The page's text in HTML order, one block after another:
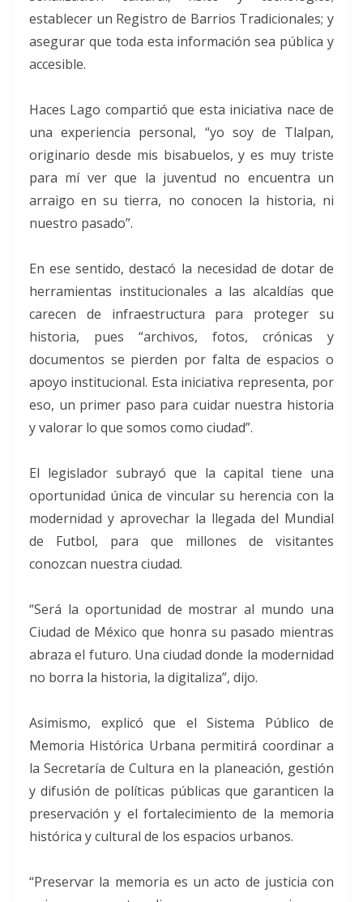
establecer un Registro de Barrios Tradicionales; y
asegurar que toda esta información sea pública y
accesible.
Haces Lago compartió que esta iniciativa nace de
una experiencia personal, “yo soy de Tlalpan,
originario desde mis bisabuelos, y es muy triste
para mí ver que la juventud no encuentra un
arraigo en su tierra, no conocen la historia, ni
nuestro pasado”.
En ese sentido, destacó la necesidad de dotar de
herramientas institucionales a las alcaldías que
carecen de infraestructura para proteger su
historia, pues “archivos, fotos, crónicas y
documentos se pierden por falta de espacios o
apoyo institucional. Esta iniciativa representa, por
eso, un primer paso para cuidar nuestra historia
y valorar lo que somos como ciudad”.
El legislador subrayó que la capital tiene una
oportunidad única de vincular su herencia con la
modernidad y aprovechar la llegada del Mundial
de Futbol, para que millones de visitantes
conozcan nuestra ciudad.
“Será la oportunidad de mostrar al mundo una
Ciudad de México que honra su pasado mientras
abraza el futuro. Una ciudad donde la modernidad
no borra la historia, la digitaliza”, dijo.
Asimismo, explicó que el Sistema Público de
Memoria Histórica Urbana permitirá coordinar a
la Secretaría de Cultura en la planeación, gestión
y difusión de políticas públicas que garanticen la
preservación y el fortalecimiento de la memoria
histórica y cultural de los espacios urbanos.
“Preservar la memoria es un acto de justicia con